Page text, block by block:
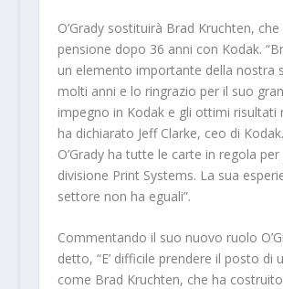
O’Grady sostituirà Brad Kruchten,
pensione dopo 36 anni con Kodak.
un elemento importante della nostra
molti anni e lo ringrazio per il suo
impegno in Kodak e gli ottimi risultati
ha dichiarato Jeff Clarke, ceo di
O’Grady ha tutte le carte in regola
divisione Print Systems. La sua
settore non ha eguali”.
Commentando il suo nuovo ruolo
detto, “E’ difficile prendere il posto di
come Brad Kruchten, che ha